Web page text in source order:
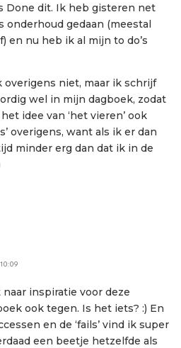
Done dit. Ik heb gisteren net
gedaan (meestal
en nu heb ik al mijn to do’s
niet, maar ik schrijf
wel in mijn dagboek, zodat
idee van ‘het vieren’ ook
overigens, want als ik er dan
minder erg dan dat ik in de
inspiratie voor deze
ook tegen. Is het iets? :) En
en de ‘fails’ vind ik super
een beetje hetzelfde als